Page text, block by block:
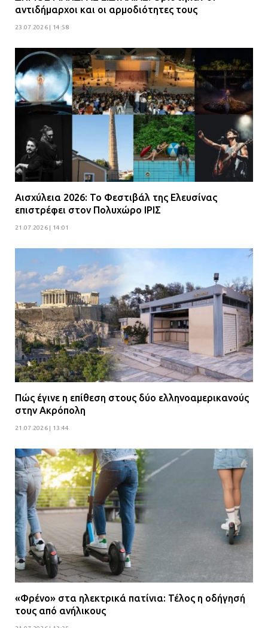
Βούλα: Κραυγή αγωνίας από
γειτονιά»
07.07.2026 | 09:48
αντιδήμαρχοι και οι αρμοδιότητες τους
23.07.2026 | 14:58
Αισχύλεια 2026: Το Φεστιβάλ της Ελευσίνας
επιστρέφει στον Πολυχώρο ΙΡΙΣ
21.07.2026 | 14:01
Πώς έγινε η επίθεση στους δύο ελληνοαμερικανούς
στην Ακρόπολη
21.07.2026 | 13:44
«Φρένο» στα ηλεκτρικά πατίνια: Τέλος η οδήγησή
τους από ανήλικους